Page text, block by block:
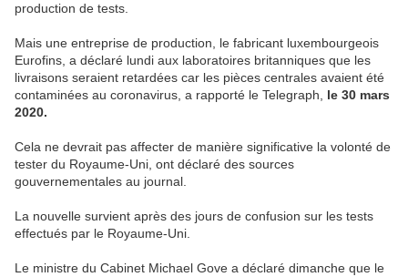
production de tests.
Mais une entreprise de production, le fabricant luxembourgeois
Eurofins, a déclaré lundi aux laboratoires britanniques que les
livraisons seraient retardées car les pièces centrales avaient été
contaminées au coronavirus, a rapporté le Telegraph, le 30 mars
2020.
Cela ne devrait pas affecter de manière significative la volonté de
tester du Royaume-Uni, ont déclaré des sources
gouvernementales au journal.
La nouvelle survient après des jours de confusion sur les tests
effectués par le Royaume-Uni.
Le ministre du Cabinet Michael Gove a déclaré dimanche que le